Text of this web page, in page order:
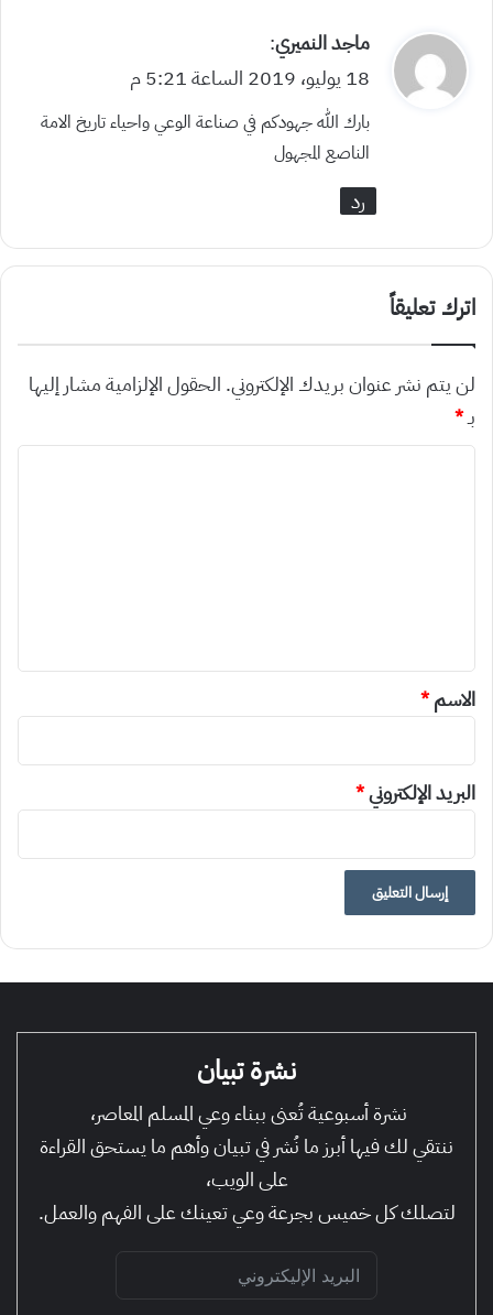
ي
ق
و
ل
ماجد النميري:
18 يوليو، 2019 الساعة 5:21 م
بارك الله جهودكم في صناعة الوعي واحياء تاريخ الامة
الناصع المجهول
رد
اترك تعليقاً
لن يتم نشر عنوان بريدك الإلكتروني. الحقول الإلزامية مشار إليها
بـ*
*
الاسم*
البريد الإلكتروني*
نشرة تبيان
نشرة أسبوعية تُعنى ببناء وعي المسلم المعاصر،
ننتقي لك فيها أبرز ما نُشر في تبيان وأهم ما يستحق القراءة
على الويب،
لتصلك كل خميس بجرعة وعي تعينك على الفهم والعمل.